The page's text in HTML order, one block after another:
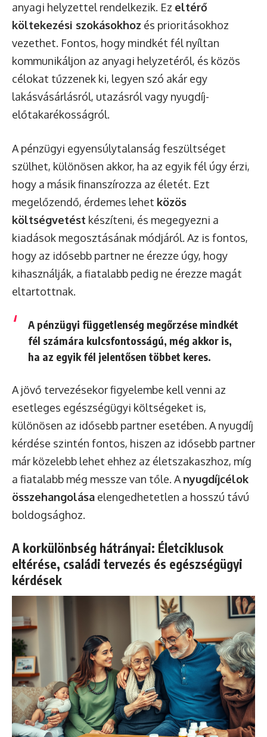
anyagi helyzettel rendelkezik. Ez eltérő
költekezési szokásokhoz és prioritásokhoz
vezethet. Fontos, hogy mindkét fél nyíltan
kommunikáljon az anyagi helyzetéről, és közös
célokat tűzzenek ki, legyen szó akár egy
lakásvásárlásról, utazásról vagy nyugdíj-
előtakarékosságról.
A pénzügyi egyensúlytalanság feszültséget
szülhet, különösen akkor, ha az egyik fél úgy érzi,
hogy a másik finanszírozza az életét. Ezt
megelőzendő, érdemes lehet közös
költségvetést készíteni, és megegyezni a
kiadások megosztásának módjáról. Az is fontos,
hogy az idősebb partner ne érezze úgy, hogy
kihasználják, a fiatalabb pedig ne érezze magát
eltartottnak.
A pénzügyi függetlenség megőrzése mindkét
fél számára kulcsfontosságú, még akkor is,
ha az egyik fél jelentősen többet keres.
A jövő tervezésekor figyelembe kell venni az
esetleges egészségügyi költségeket is,
különösen az idősebb partner esetében. A nyugdíj
kérdése szintén fontos, hiszen az idősebb partner
már közelebb lehet ehhez az életszakaszhoz, míg
a fiatalabb még messze van tőle. A nyugdíjcélok
összehangolása elengedhetetlen a hosszú távú
boldogsághoz.
A korkülönbség hátrányai: Életciklusok
eltérése, családi tervezés és egészségügyi
kérdések